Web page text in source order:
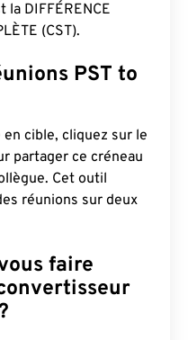
la DIFFÉRENCE
(CST).
PST to
cible, cliquez sur le
partager ce créneau
Cet outil
réunions sur deux
faire